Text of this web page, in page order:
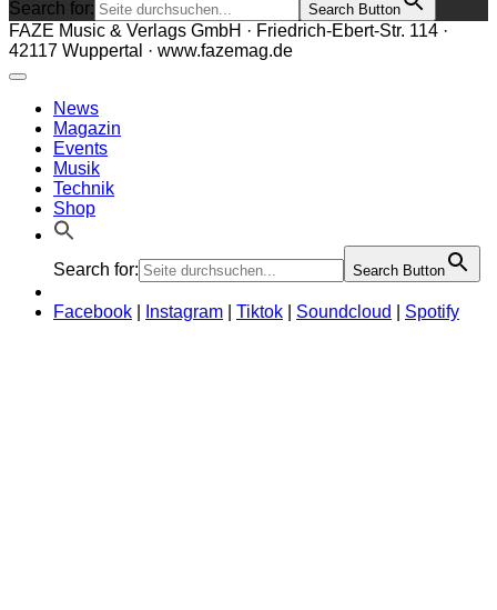
Search for:
Search Button
FAZE Music & Verlags GmbH · Friedrich-Ebert-Str. 114 ·
42117 Wuppertal · www.fazemag.de
News
Magazin
Events
Musik
Technik
Shop
Search for: Search Button
Facebook Instagram Tiktok Soundcloud Spotify